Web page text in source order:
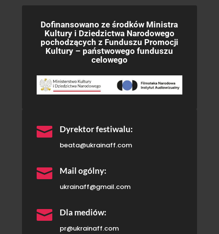
Dofinansowano ze środków Ministra
Kultury i Dziedzictwa Narodowego
pochodzących z Funduszu Promocji
Kultury – państwowego funduszu
celowego
 Dyrektor festiwalu:
beata@ukrainaff.com
 Mail ogólny:
ukrainaff@gmail.com
 Dla mediów:
pr@ukrainaff.com